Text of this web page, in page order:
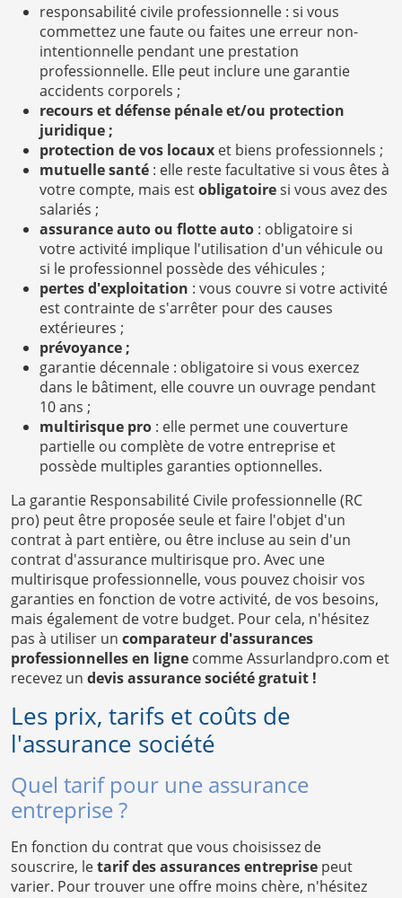
responsabilité civile professionnelle : si vous
commettez une faute ou faites une erreur non-
intentionnelle pendant une prestation
professionnelle. Elle peut inclure une garantie
accidents corporels ;
recours et défense pénale et/ou protection
juridique ;
protection de vos locaux et biens professionnels ;
mutuelle santé : elle reste facultative si vous êtes à
votre compte, mais estobligatoiresi vous avez des
salariés ;
assurance auto ou flotte auto : obligatoire si
votre activité implique l'utilisation d'un véhicule ou
si le professionnel possède des véhicules ;
pertes d'exploitation : vous couvre si votre activité
est contrainte de s'arrêter pour des causes
extérieures ;
prévoyance ;
garantie décennale : obligatoire si vous exercez
dans le bâtiment, elle couvre un ouvrage pendant
10 ans ;
multirisque pro : elle permet une couverture
partielle ou complète de votre entreprise et
possède multiples garanties optionnelles.
La garantie Responsabilité Civile professionnelle (RC
pro) peut être proposée seule et faire l'objet d'un
contrat à part entière, ou être incluse au sein d'un
contrat d'assurance multirisque pro. Avec une
multirisque professionnelle, vous pouvez choisir vos
garanties en fonction de votre activité, de vos besoins,
mais également de votre budget. Pour cela, n'hésitez
pas à utiliser un comparateur d'assurances
professionnelles en ligne comme Assurlandpro.com et
recevez un devis assurance société gratuit !
Les prix, tarifs et coûts de
l'assurance société
Quel tarif pour une assurance
entreprise ?
En fonction du contrat que vous choisissez de
souscrire, letarif des assurances entreprise peut
varier. Pour trouver une offre moins chère, n'hésitez